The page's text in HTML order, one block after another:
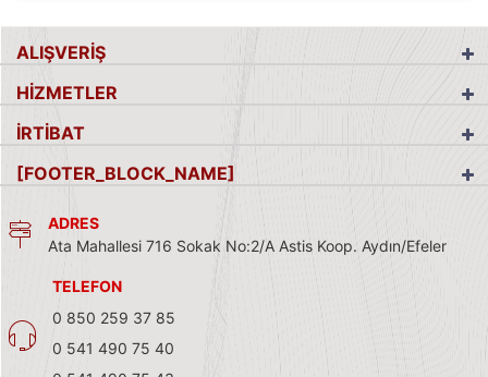
ALIŞVERİŞ
HİZMETLER
İRTİBAT
[FOOTER_BLOCK_NAME]
ADRES
Ata Mahallesi 716 Sokak No:2/A Astis Koop. Aydın/Efeler
TELEFON
0 850 259 37 85
0 541 490 75 40